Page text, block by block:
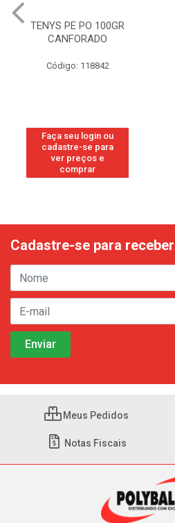
TENYS PE PO 100GR
CANFORADO
Código: 118842
Faça seu login ou
cadastre-se para
ver preços e
comprar
Cadastre-se para
Meus Pedidos
Notas Fiscais